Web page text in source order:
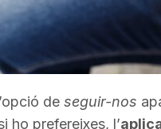
de seguir-nos
ho prefereixes, l’